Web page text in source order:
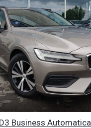
Business Automatica